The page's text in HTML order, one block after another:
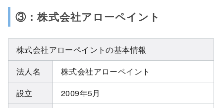
③：株式会社アローペイント
株式会社アローペイントの基本情報
法人名
株式会社アローペイント
設立
2009年5月